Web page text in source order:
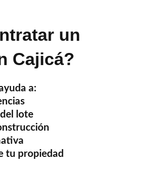
un
Cajicá?
a:
lote
tu propiedad